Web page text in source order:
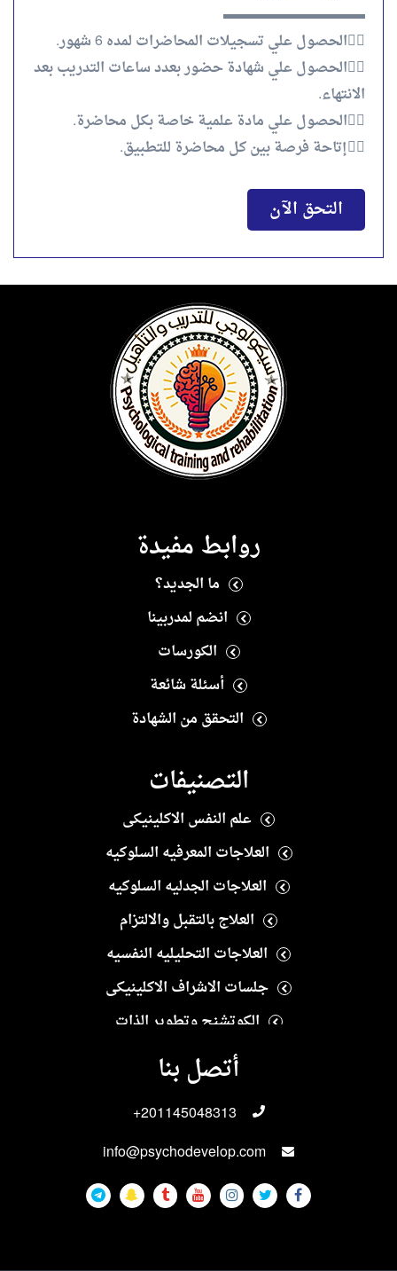
▬▬▬▬▬▬▬▬▬▬
👈🏻الحصول علي تسجيلات المحاضرات لمده 6 شهور.
👈🏻الحصول علي شهادة حضور بعدد ساعات التدريب بعد
الانتهاء.
👈🏻الحصول علي مادة علمية خاصة بكل محاضرة.
👈🏻إتاحة فرصة بين كل محاضرة للتطبيق.
التحق الآن
روابط مفيدة
ما الجديد؟
انضم لمدربينا
الكورسات
أسئلة شائعة
التحقق من الشهادة
التصنيفات
علم النفس الاكلينيكى
العلاجات المعرفيه السلوكيه
العلاجات الجدليه السلوكيه
العلاج بالتقبل والالتزام
العلاجات التحليليه النفسيه
جلسات الاشراف الاكلينيكى
الكوتشنج وتطوير الذات
العلاج النفسى الايجابى
العلاجات الانسانيه
العلاجات الاسريه والزوجيه
الاختبارات والمقاييس النفسيه
علاجات الادمان
أتصل بنا
+201145048313
info@psychodevelop.com